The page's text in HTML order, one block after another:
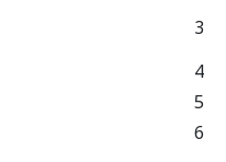
3
4
5
6